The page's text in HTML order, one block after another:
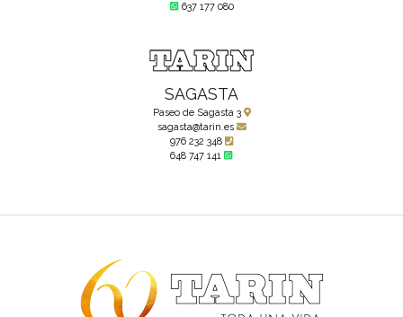
637 177 080
SAGASTA
Paseo de Sagasta 3
sagasta@tarin.es
976 232 348
648 747 141